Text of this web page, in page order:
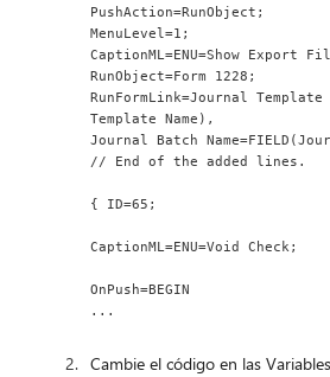
PushAction=RunObject;
MenuLevel=1;
CaptionML=ENU=Show Export
RunObject=Form 1228;
RunFormLink=Journal Template
Template Name),
Journal Batch
// End of the added lines.
{ ID=65;
CaptionML=ENU=Void Check;
OnPush=BEGIN
...
Cambie el código en las